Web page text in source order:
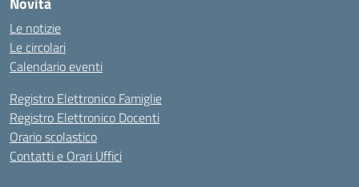
Le notizie
Le circolari
Calendario eventi
Registro Elettronico Famiglie
Registro Elettronico Docenti
Orario scolastico
Contatti e Orari Uffici